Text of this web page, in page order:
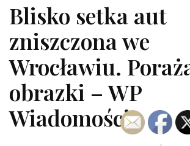
Blisko setka aut
zniszczona we
Wrocławiu.
obrazki – WP
Wiadomości